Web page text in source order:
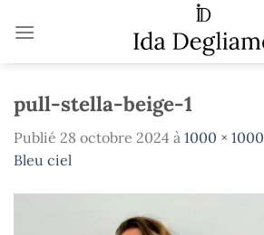
pull-stella-beige-1
Publié 28 octobre 2024 à 1000 × 1000
Bleu ciel